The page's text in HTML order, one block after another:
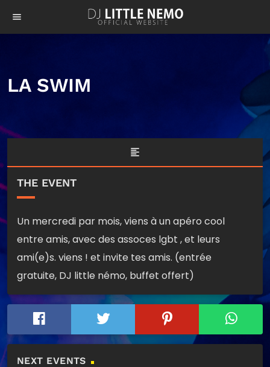
menu
LA SWIM
format_align_left
THE EVENT
Un mercredi par mois, viens à un apéro cool
entre amis, avec des assoces lgbt , et leurs
ami(e)s. viens ! et invite tes amis. (entrée
gratuite, DJ little némo, buffet offert)
NEXT EVENTS